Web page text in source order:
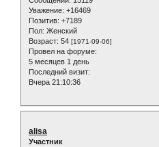
Уважение: +16469
Позитив: +7189
Пол: Женский
Возраст: 54 [1971-09-06]
Провел на форуме:
5 месяцев 1 день
Последний визит:
Вчера 21:10:36
alisa
Участник